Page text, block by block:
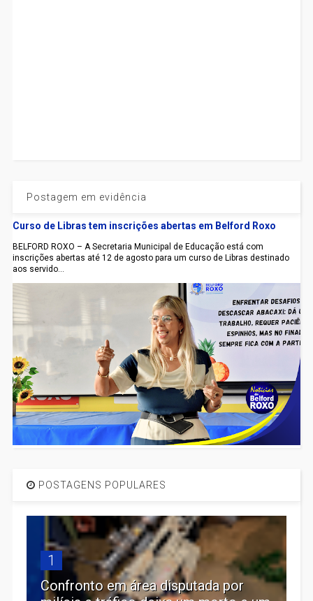
Postagem em evidência
Curso de Libras tem inscrições abertas em Belford Roxo
BELFORD ROXO – A Secretaria Municipal de Educação está com
inscrições abertas até 12 de agosto para um curso de Libras destinado
aos servido...
POSTAGENS POPULARES
1
Confronto em área disputada por